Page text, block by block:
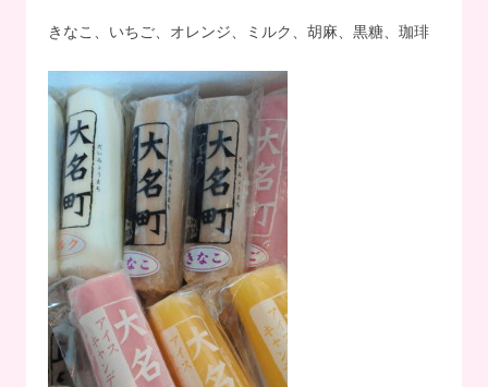
きなこ、いちご、オレンジ、ミルク、胡麻、黒糖、珈琲